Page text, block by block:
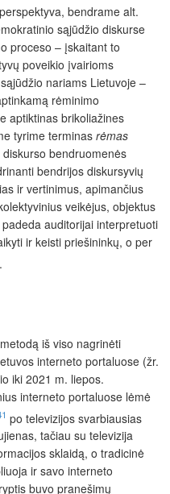
bendrame alt.
sąjūdžio diskurse
proceso – įskaitant to
poveikio įvairioms
nariams Lietuvoje –
rėminimo
aptiktinas brikoliažines
tyrime terminas rėmas
bendruomenės
bendrijos diskursyvių
ir vertinimus, apimančius
veikėjus, objektus
auditorijai interpretuoti
ir keisti priešininkų, o per
.
iš viso nagrinėti
interneto portaluose (žr.
iki 2021 m. liepos.
interneto portaluose lėmė
po televizijos svarbiausias
tačiau su televizija
sklaidą, o tradicinė
ir savo interneto
buvo pranešimų